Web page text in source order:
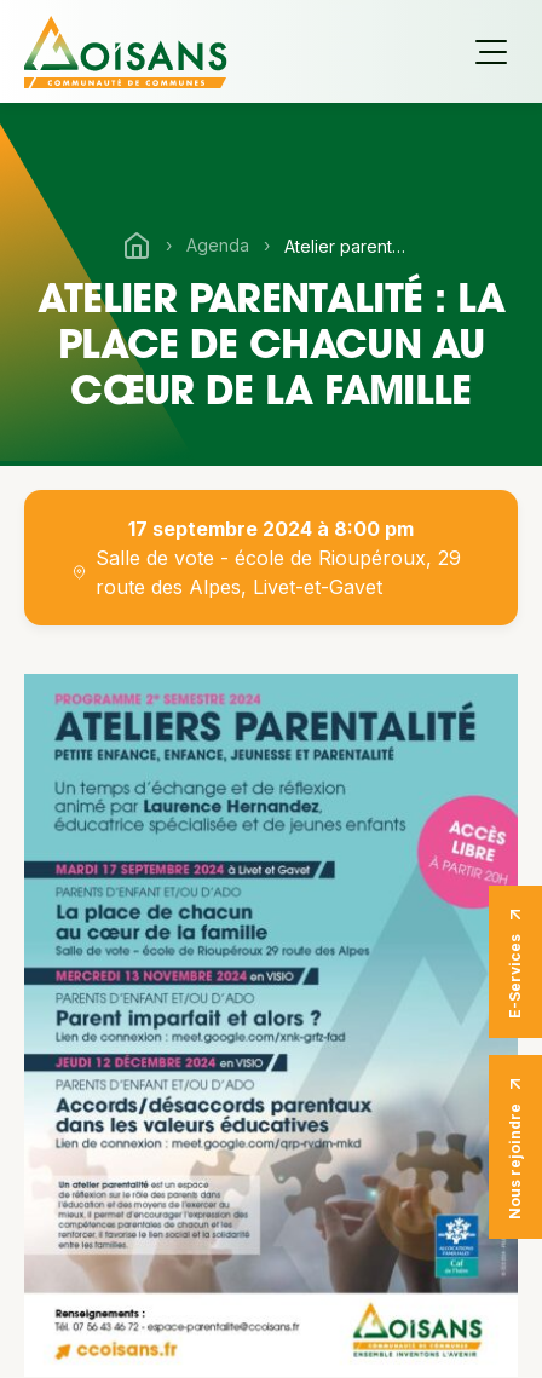
E-Services
Nous rejoindre
› Agenda › Atelier parentalité : La place de chacun au cœur de la famille
ATELIER PARENTALITÉ : LA
PLACE DE CHACUN AU
CŒUR DE LA FAMILLE
17 septembre 2024 à 8:00 pm
Salle de vote - école de Rioupéroux, 29
route des Alpes, Livet-et-Gavet